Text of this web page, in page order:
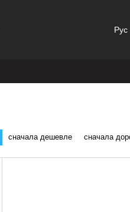
Рус
сначала дешевле сначала